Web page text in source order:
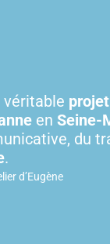
véritable
en Seine-
du
.
d’Eugène